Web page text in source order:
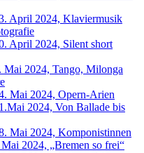
April 2024, Klaviermusik
April 2024, Silent short
Mai 2024, Tango, Milonga
Mai 2024, Opern-Arien
2024, Von Ballade bis
Mai 2024, Komponistinnen
2024, „Bremen so frei“